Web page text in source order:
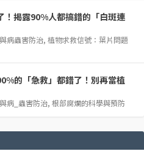
！揭露90%人都搞錯的「白斑連
病蟲害防治, 植物求救信號：葉片問題
的「急救」都錯了！別再當植
病_蟲害防治, 根部腐爛的科學與預防